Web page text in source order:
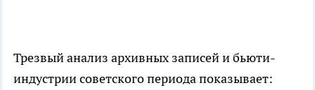
Трезвый анализ архивных записей и бьюти-
индустрии советского периода показывает: